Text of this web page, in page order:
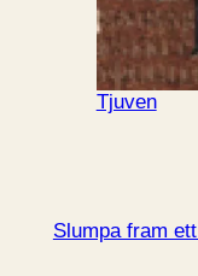
Tjuven
Slumpa fram